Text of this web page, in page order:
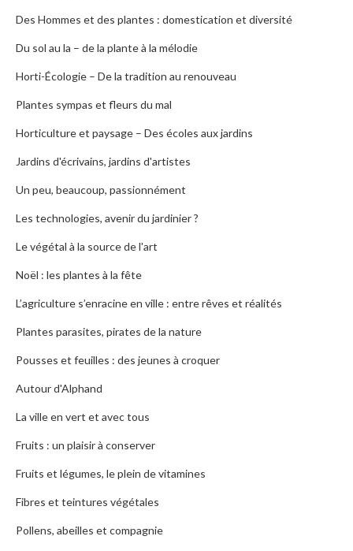
Des Hommes et des plantes : domestication et diversité
Du sol au la – de la plante à la mélodie
Horti-Écologie – De la tradition au renouveau
Plantes sympas et fleurs du mal
Horticulture et paysage – Des écoles aux jardins
Jardins d'écrivains, jardins d'artistes
Un peu, beaucoup, passionnément
Les technologies, avenir du jardinier ?
Le végétal à la source de l'art
Noël : les plantes à la fête
L’agriculture s’enracine en ville : entre rêves et réalités
Plantes parasites, pirates de la nature
Pousses et feuilles : des jeunes à croquer
Autour d'Alphand
La ville en vert et avec tous
Fruits : un plaisir à conserver
Fruits et légumes, le plein de vitamines
Fibres et teintures végétales
Pollens, abeilles et compagnie